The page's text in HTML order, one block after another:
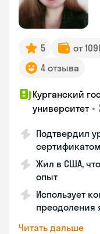
5 от
4 отзыва
Курганский
университет •
Подтвердил
Жил в США,
опыт
Использует
преодоления
Читать дальше